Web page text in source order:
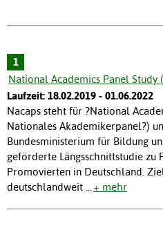
1
National Academics Panel Study
Laufzeit: 18.02.2019 - 01.06.2022
Nacaps steht für ?National
Nationales Akademikerpanel?)
Bundesministerium für Bildung
geförderte Längsschnittstudie zu
Promovierten in Deutschland.
deutschlandweit
+ mehr